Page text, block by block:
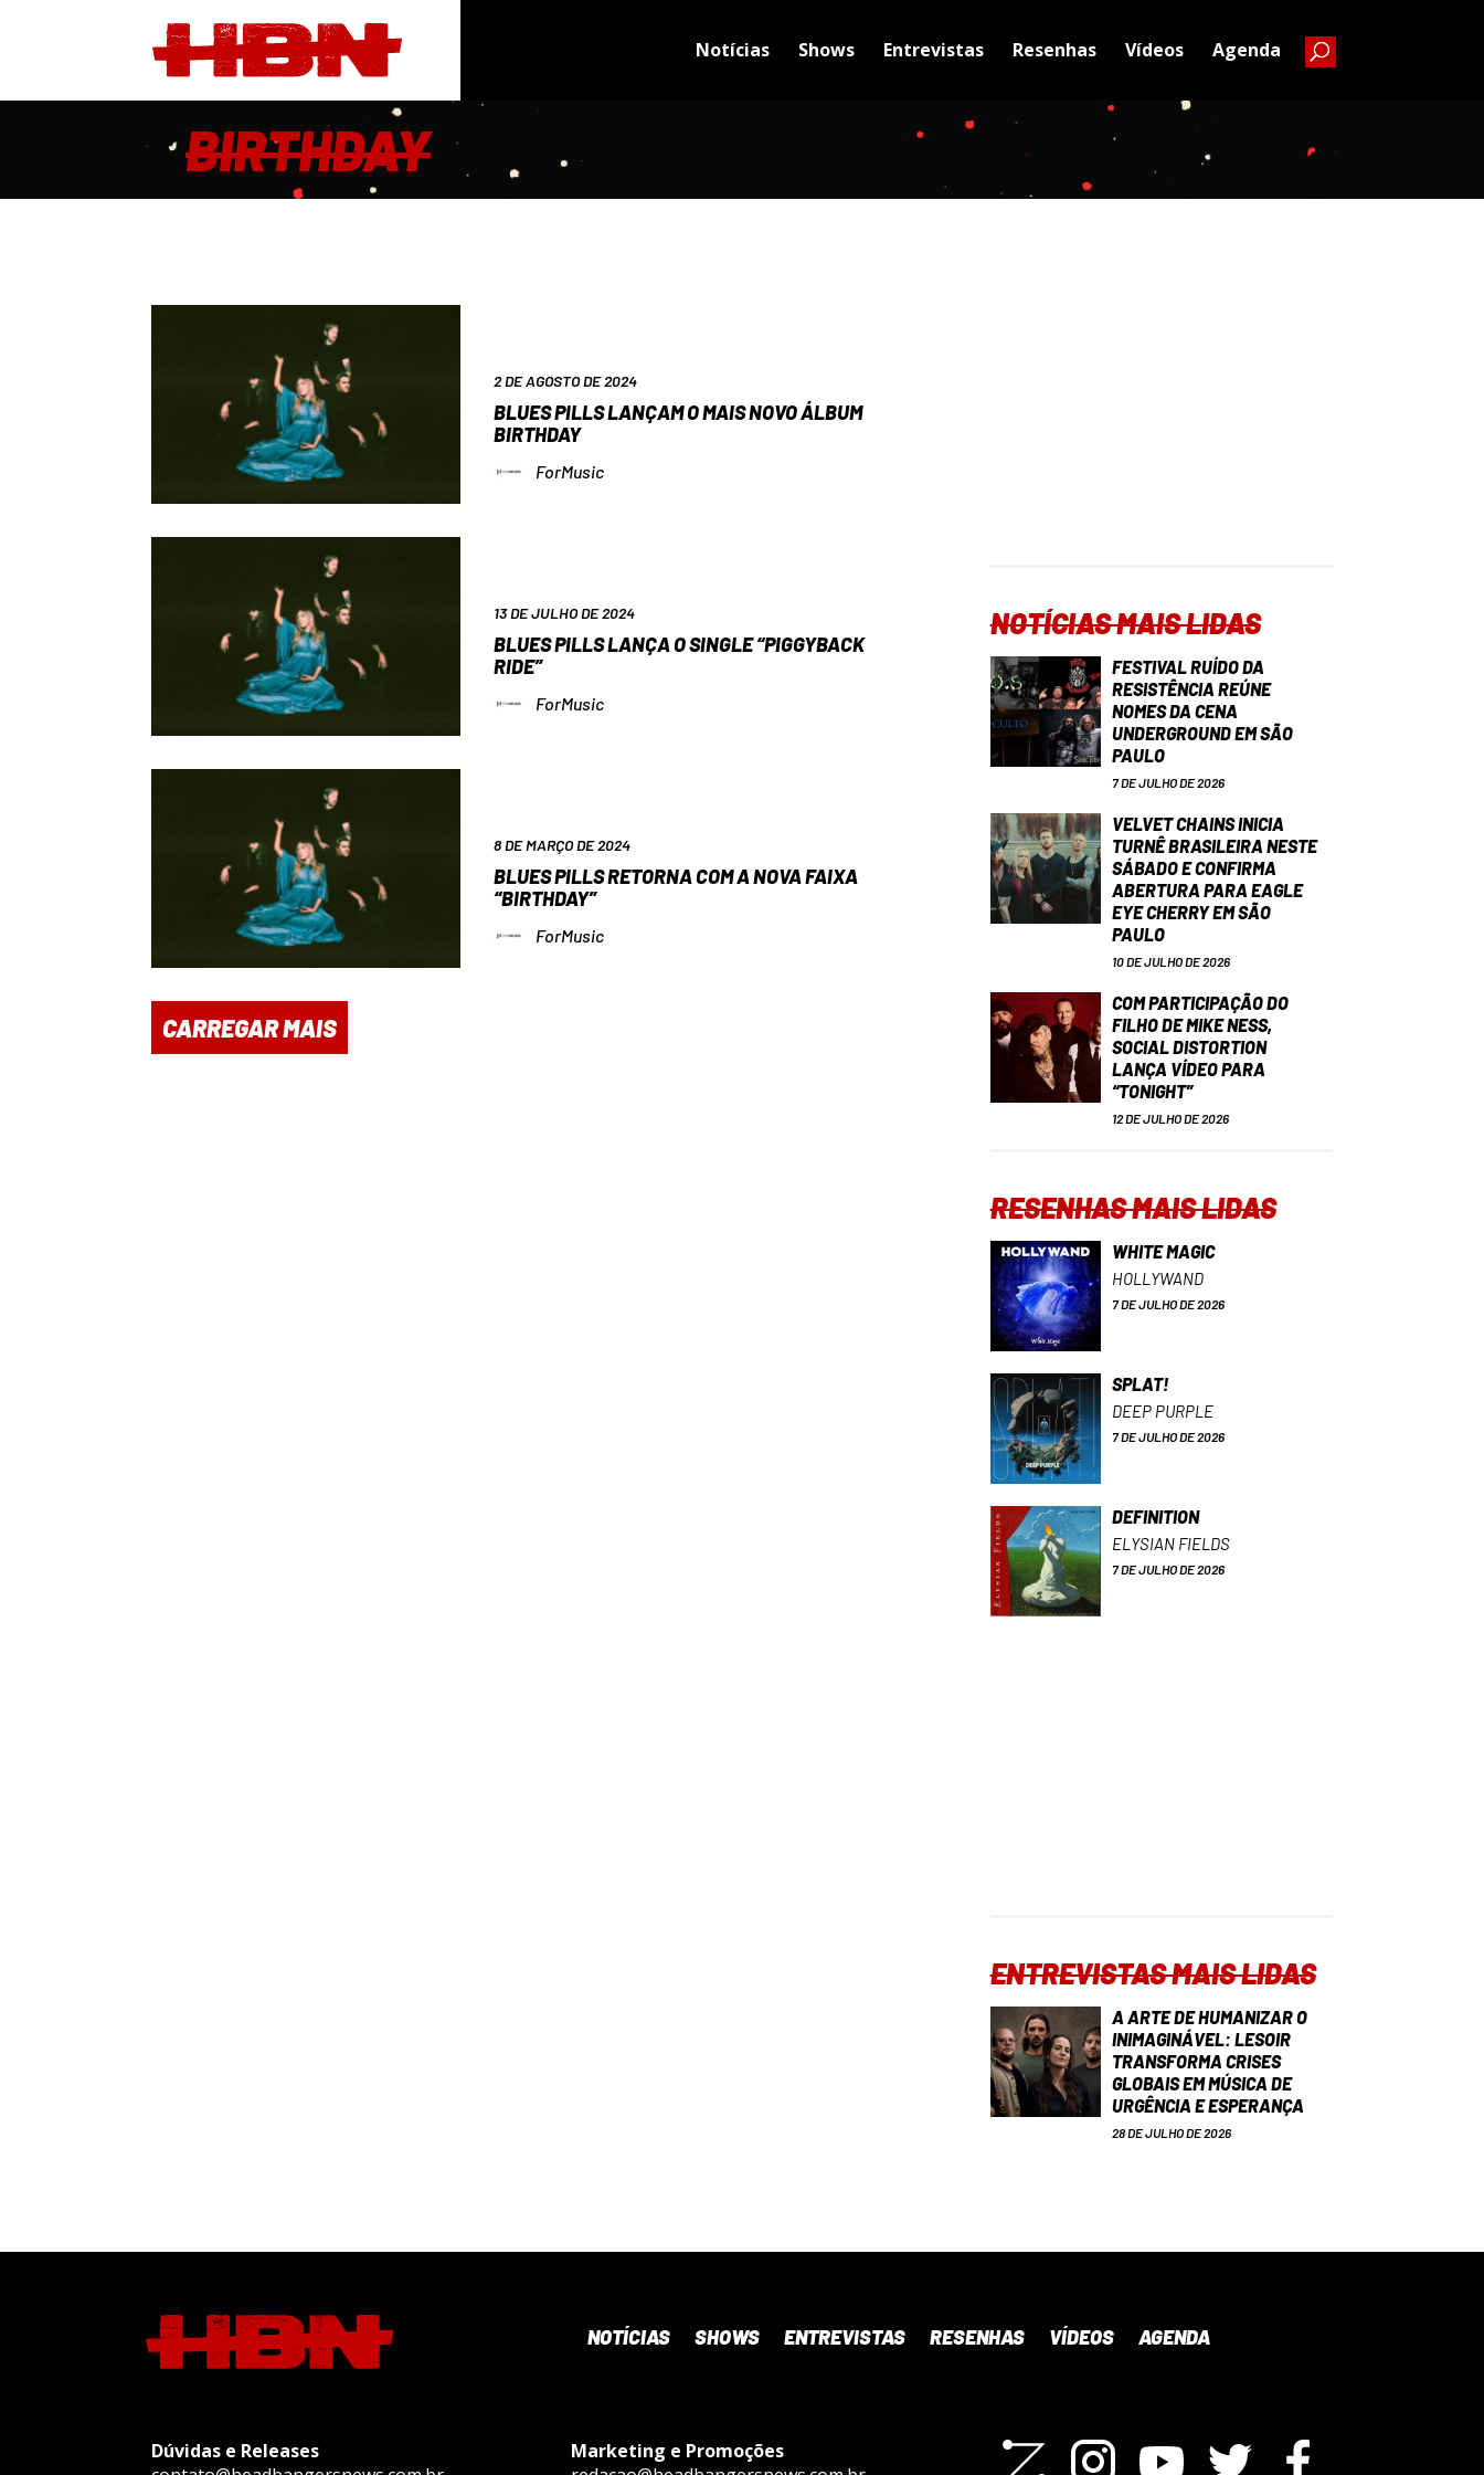
Notícias Shows Entrevistas Resenhas Vídeos Agenda
BIRTHDAY
2 DE AGOSTO DE 2024
BLUES PILLS LANÇAM O MAIS NOVO ÁLBUM
BIRTHDAY
ForMusic
13 DE JULHO DE 2024
BLUES PILLS LANÇA O SINGLE “PIGGYBACK
RIDE”
ForMusic
8 DE MARÇO DE 2024
BLUES PILLS RETORNA COM A NOVA FAIXA
“BIRTHDAY”
ForMusic
CARREGAR MAIS
NOTÍCIAS MAIS LIDAS
FESTIVAL RUÍDO DA
RESISTÊNCIA REÚNE
NOMES DA CENA
UNDERGROUND EM SÃO
PAULO
7 DE JULHO DE 2026
VELVET CHAINS INICIA
TURNÊ BRASILEIRA NESTE
SÁBADO E CONFIRMA
ABERTURA PARA EAGLE
EYE CHERRY EM SÃO
PAULO
10 DE JULHO DE 2026
COM PARTICIPAÇÃO DO
FILHO DE MIKE NESS,
SOCIAL DISTORTION
LANÇA VÍDEO PARA
“TONIGHT”
12 DE JULHO DE 2026
RESENHAS MAIS LIDAS
WHITE MAGIC
HOLLYWAND
7 DE JULHO DE 2026
SPLAT!
DEEP PURPLE
7 DE JULHO DE 2026
DEFINITION
ELYSIAN FIELDS
7 DE JULHO DE 2026
ENTREVISTAS MAIS LIDAS
A ARTE DE HUMANIZAR O
INIMAGINÁVEL: LESOIR
TRANSFORMA CRISES
GLOBAIS EM MÚSICA DE
URGÊNCIA E ESPERANÇA
28 DE JULHO DE 2026
NOTÍCIAS SHOWS ENTREVISTAS RESENHAS VÍDEOS AGENDA
Dúvidas e Releases
Marketing e Promoções